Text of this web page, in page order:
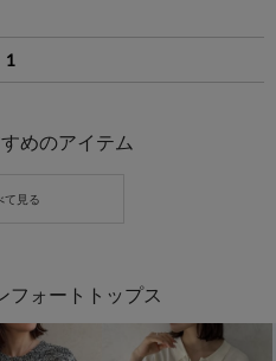
1
めのアイテム
フォートトップス